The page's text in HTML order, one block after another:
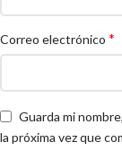
Correo electrónico *
Guarda mi
la próxima vez que